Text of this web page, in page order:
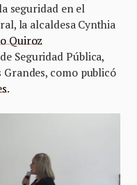
seguridad en el
la alcaldesa Cynthia
Quiroz
Seguridad Pública,
Grandes, como publicó
.